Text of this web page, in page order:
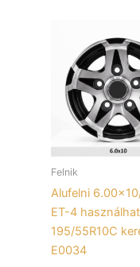
Felnik
Alufelni
ET-4
195/55R10C
E0034